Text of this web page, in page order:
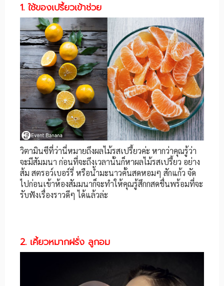
1. ใช้ของเปรี้ยวเข้าช่วย
วิตามินซีที่ว่านี่หมายถึงผลไม้รสเปรี้ยวค่ะ หากว่าคุณรู้ว่า
จะมีสัมมนา ก่อนที่จะถึงเวลานั้นก็หาผลไม้รสเปรี้ยว อย่าง
ส้ม สตรอว์เบอร์รี่ หรือน้ำมะนาวคั้นสดหอมๆ สักแก้ว จัด
ไปก่อนเข้าห้องสัมมนาก็จะทำให้คุณรู้สึกกสดชื่นพร้อมที่จะ
รับฟังเรื่องราวดีๆ ได้แล้วล่ะ
2. เคี้ยวหมากฝรั่ง ลูกอม